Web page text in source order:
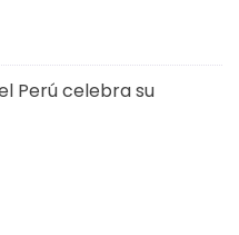
Perú celebra su